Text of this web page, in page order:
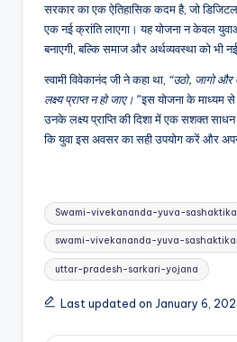
सरकार का एक ऐतिहासिक कदम है, जो डिजिटल
एक नई क्रांति लाएगा। यह योजना न केवल
बनाएगी, बल्कि समाज और अर्थव्यवस्था को भी
स्वामी विवेकानंद जी ने कहा था, “उठो, जागो
लक्ष्य प्राप्त न हो जाए।”इस योजना के माध्यम
उनके लक्ष्य प्राप्ति की दिशा में एक सशक्त
कि युवा इस अवसर का सही उपयोग करें और
Tags:
Swami-vivekananda-yuva-
swami-vivekananda-yuva-
uttar-pradesh-sarkari-yojana
Last updated on January 6,